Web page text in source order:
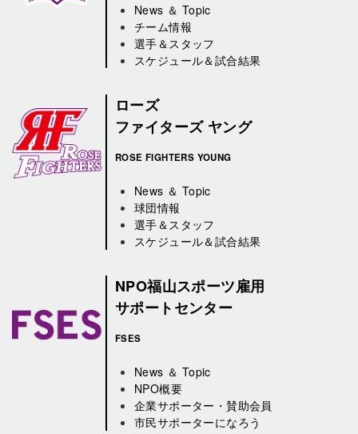
News ＆ Topic
チーム情報
選手＆スタッフ
スケジュール＆試合結果
ローズ
ファイターズ ヤング
ROSE FIGHTERS YOUNG
News ＆ Topic
球団情報
選手＆スタッフ
スケジュール＆試合結果
NPO福山スポーツ雇用
サポートセンター
FSES
News ＆ Topic
NPO概要
企業サポーター・賛助会員
市民サポーターになろう